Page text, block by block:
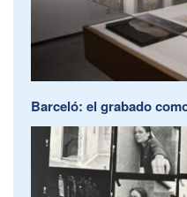
Barceló: el grabado